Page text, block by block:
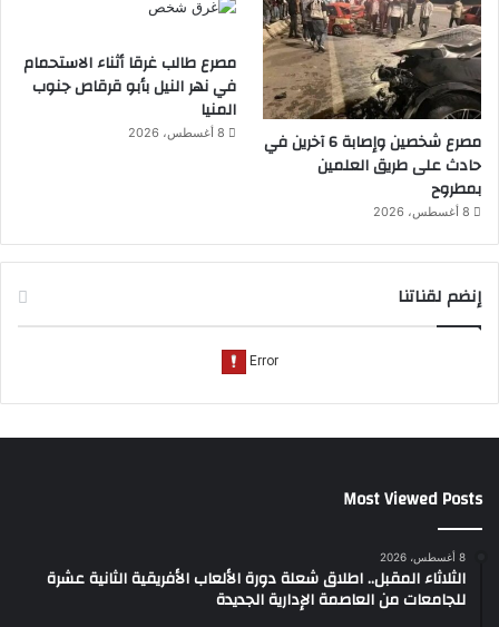
مصرع شخصين وإصابة 6 آخرين في
حادث على طريق العلمين
بمطروح
8 أغسطس، 2026
مصرع طالب غرقا أثناء الاستحمام
في نهر النيل بأبو قرقاص جنوب
المنيا
8 أغسطس، 2026
إنضم لقناتنا
Most Viewed Posts
8 أغسطس، 2026
الثلاثاء المقبل.. اطلاق شعلة دورة الألعاب الأفريقية الثانية عشرة
للجامعات من العاصمة الإدارية الجديدة